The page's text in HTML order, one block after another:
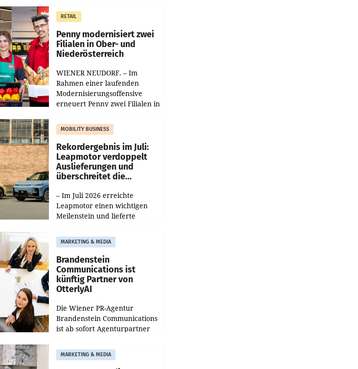
gemacht und die
Markterwartung deutlich
übertroffen.
RETAIL
Penny modernisiert zwei
Filialen in Ober- und
Niederösterreich
WIENER NEUDORF. – Im
Rahmen einer laufenden
Modernisierungsoffensive
erneuert Penny zwei Filialen in
Die beiden Standorte liegen in
Haag sowie im rund
MOBILITY BUSINESS
Rekordergebnis im Juli:
Leapmotor verdoppelt
Auslieferungen und
überschreitet die
– Im Juli 2026 erreichte
Leapmotor einen wichtigen
Meilenstein und lieferte
aus, womit sich das Ergebnis
gegenüber Juli 2025 mehr als
verdoppelte (+102
MARKETING & MEDIA
Brandenstein
Communications ist
künftig Partner von
OtterlyAI
Die Wiener PR-Agentur
Brandenstein Communications
ist ab sofort Agenturpartner
Optimierungsplattform
OtterlyAI. Damit baut die
MARKETING & MEDIA